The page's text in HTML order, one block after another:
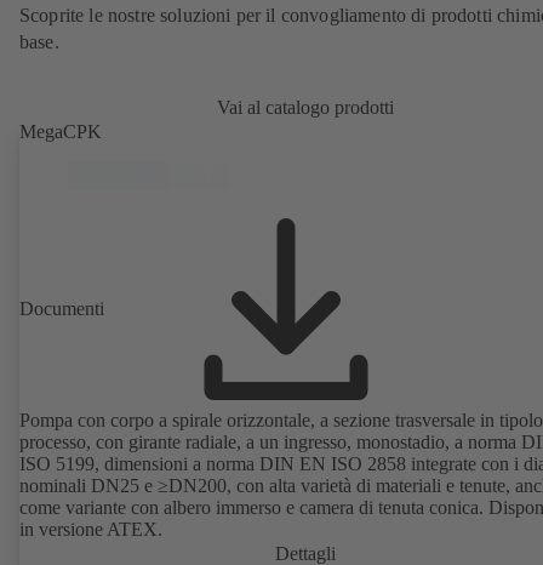
Scoprite le nostre soluzioni per il convogliamento di prodotti
base.
Vai al catalogo prodotti
MegaCPK
Documenti
Pompa con corpo a spirale orizzontale, a sezione trasversale in
processo, con girante radiale, a un ingresso, monostadio, a norma
ISO 5199, dimensioni a norma DIN EN ISO 2858 integrate con i
nominali DN25 e ≥DN200, con alta varietà di materiali e tenute,
come variante con albero immerso e camera di tenuta conica.
in versione ATEX.
Dettagli